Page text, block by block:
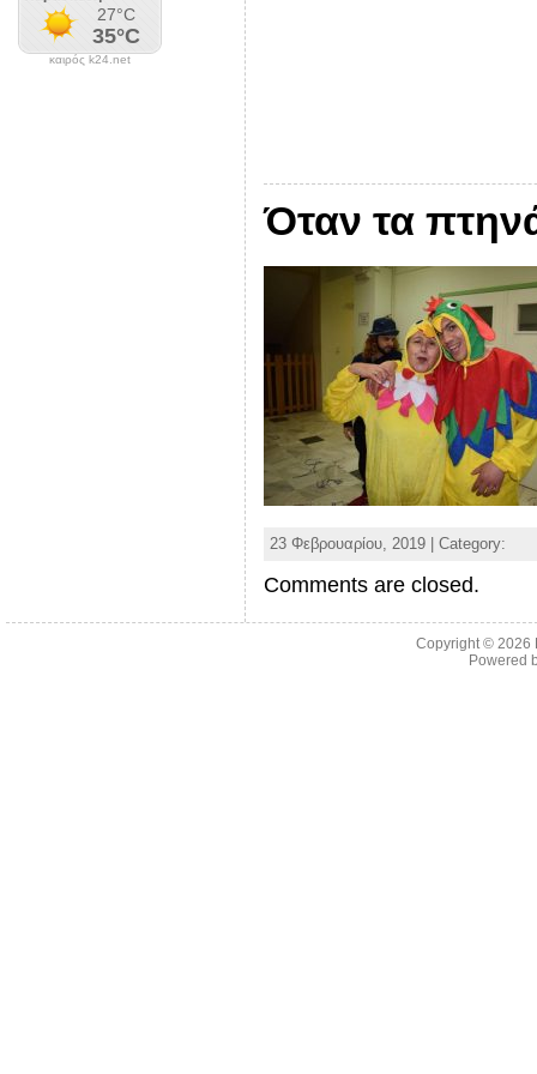
καιρός k24.net
Όταν τα
23 Φεβρουαρίου, 2019 | Category:
Comments are closed.
Copyright © 2026
Powered